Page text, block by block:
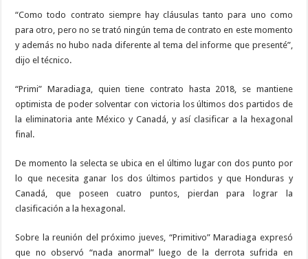
“Como todo contrato siempre hay cláusulas tanto para uno como
para otro, pero no se trató ningún tema de contrato en este momento
y además no hubo nada diferente al tema del informe que presenté”,
dijo el técnico.
“Primi” Maradiaga, quien tiene contrato hasta 2018, se mantiene
optimista de poder solventar con victoria los últimos dos partidos de
la eliminatoria ante México y Canadá, y así clasificar a la hexagonal
final.
De momento la selecta se ubica en el último lugar con dos punto por
lo que necesita ganar los dos últimos partidos y que Honduras y
Canadá, que poseen cuatro puntos, pierdan para lograr la
clasificación a la hexagonal.
Sobre la reunión del próximo jueves, “Primitivo” Maradiaga expresó
que no observó “nada anormal” luego de la derrota sufrida en